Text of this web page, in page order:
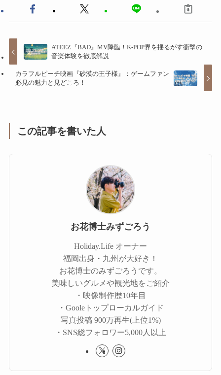
ATEEZ『BAD』MV降臨！K-POP界を揺るがす衝撃の
音楽体験を徹底解説
カラフルピーチ映画『砂漠の王子様』：ゲームファン
必見の魅力と見どころ！
この記事を書いた人
お花博士みずごろう
Holiday.Life オーナー
福岡出身・九州が大好き！
お花博士のみずごろうです。
美味しいグルメや観光地をご紹介
・映像制作歴10年目
・Gooleトップローカルガイド
写真投稿 900万再生(上位1%)
・SNS総フォロワー5,000人以上